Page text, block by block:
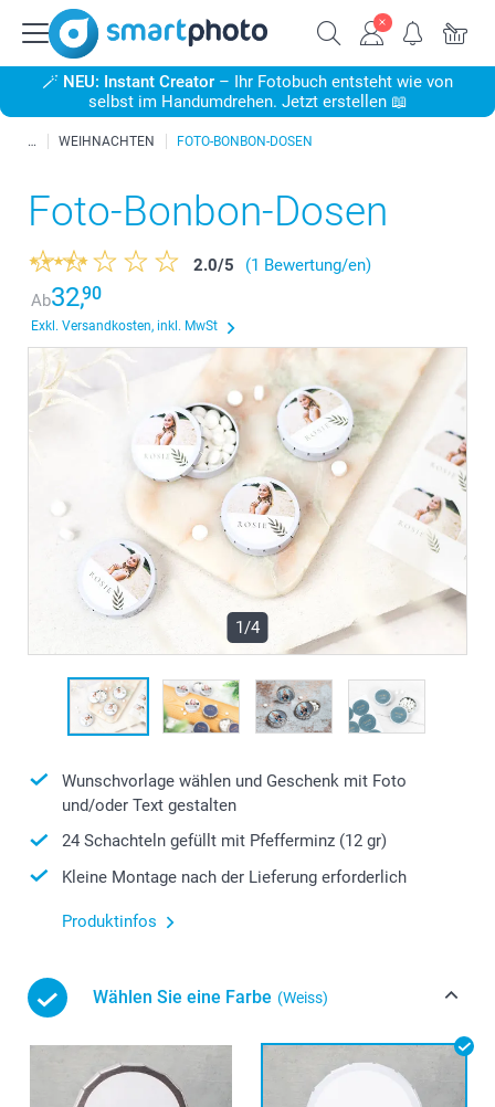
🪄 NEU: Instant Creator – Ihr Fotobuch entsteht wie von
selbst im Handumdrehen. Jetzt erstellen 📖
WEIHNACHTEN FOTO-BONBON-DOSEN
Foto-Bonbon-Dosen
2.0/5
(1 Bewertung/en)
Ab32,90
Exkl. Versandkosten, inkl. MwSt
1/4
Wunschvorlage wählen und Geschenk mit Foto
und/oder Text gestalten
24 Schachteln gefüllt mit Pfefferminz (12 gr)
Kleine Montage nach der Lieferung erforderlich
Produktinfos
Wählen Sie eine Farbe (Weiss)